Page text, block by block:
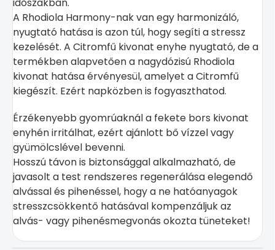
A Rhodiola Harmony-nak van egy harmonizáló,
nyugtató hatása is azon túl, hogy segíti a stressz
kezelését. A Citromfű kivonat enyhe nyugtató, de a
termékben alapvetően a nagydózisú Rhodiola
kivonat hatása érvényesül, amelyet a Citromfű
kiegészít. Ezért napközben is fogyaszthatod.
Érzékenyebb gyomrúaknál a fekete bors kivonat
enyhén irritálhat, ezért ajánlott bő vízzel vagy
gyümölcslével bevenni.
Hosszú távon is biztonsággal alkalmazható, de
javasolt a test rendszeres regenerálása elegendő
alvással és pihenéssel, hogy a ne hatóanyagok
stresszcsökkentő hatásával kompenzáljuk az
alvás- vagy pihenésmegvonás okozta tüneteket!